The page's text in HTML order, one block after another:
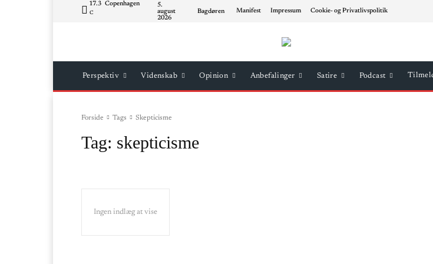
17.3
C
Copenhagen
5.
august
2026
Bagdøren Manifest Impressum Cookie- og Privatlivspolitik
Perspektiv Videnskab Opinion Anbefalinger Satire Podcast
Forside Tags Skepticisme
Tag: skepticisme
Ingen indlæg at vise